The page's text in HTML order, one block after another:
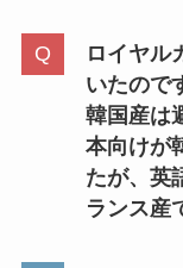
ロイヤル
いたので
韓国産は
本向けが
たが、英
ランス産